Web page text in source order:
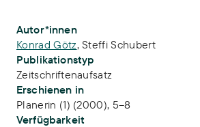
Publikations-Infos
Autor*innen
Konrad Götz,Steffi Schubert
Publikationstyp
Zeitschriftenaufsatz
Erschienen in
Planerin (1) (2000), 5–8
Verfügbarkeit